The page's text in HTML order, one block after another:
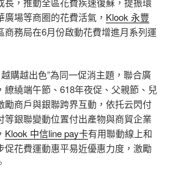
場等商圈的花費活氣， Klook 永豐
商務局在6月份啟動花費增進月系列運
購越出色”為同一促消主題，聯合廣
繚繞端午節、618年夜促、父親節、兒
勵商戶與銀聯跨界互動，依托云閃付
等銀聯變動位置付出產物與商貿企業
Klook 中信line pay卡有用聯動線上和
促花費運動惠平易近優惠力度，激勵